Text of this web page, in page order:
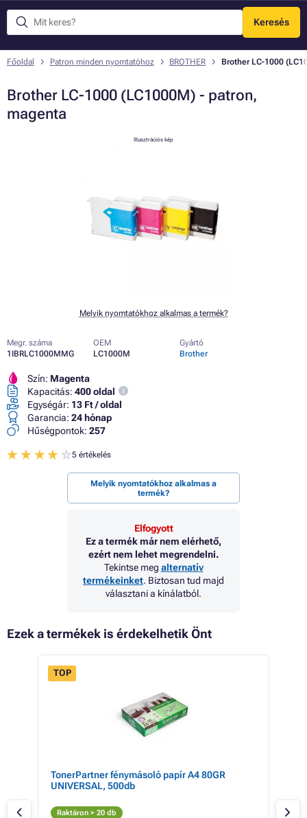
Keresés
Menü
Főoldal Patron minden nyomtatóhoz BROTHER Brother LC-1000
Brother LC-1000 (LC1000M) - patron,
magenta
Illusztrációs kép
Melyik nyomtatókhoz alkalmas a termék?
Megr. száma
1IBRLC1000MMG
OEM
LC1000M
Gyártó
Brother
Szín: Magenta
Kapacitás: 400 oldal
Egységár: 13 Ft / oldal
Garancia: 24 hónap
Hűségpontok: 257
5 értékelés
Melyik nyomtatókhoz alkalmas a
termék?
Elfogyott
Ez a termék már nem elérhető,
ezért nem lehet megrendelni.
Tekintse meg alternatív
termékeinket. Biztosan tud majd
választani a kínálatból.
Ezek a termékek is érdekelhetik Önt
TOP
TonerPartner fénymásoló papír A4 80GR
UNIVERSAL, 500db
Raktáron > 20 db